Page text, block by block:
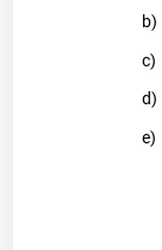
b)
c)
d)
e)